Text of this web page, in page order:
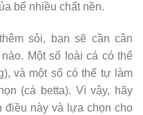
bể nhiều chất nền.
sỏi, bạn sẽ cần cân
Một số loài cá có thể
và một số có thể tự làm
(cá betta). Vì vậy, hãy
điều này và lựa chọn cho